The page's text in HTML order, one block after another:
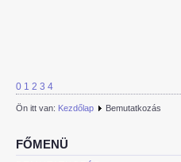
0 1 2 3 4
Ön itt van: Kezdőlap Bemutatkozás
FŐMENÜ